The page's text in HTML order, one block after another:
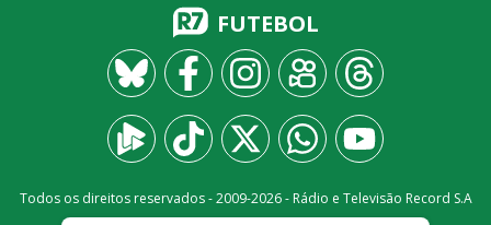
FUTEBOL
Todos os direitos reservados - 2009-2026- Rádio e Televisão Record S.A